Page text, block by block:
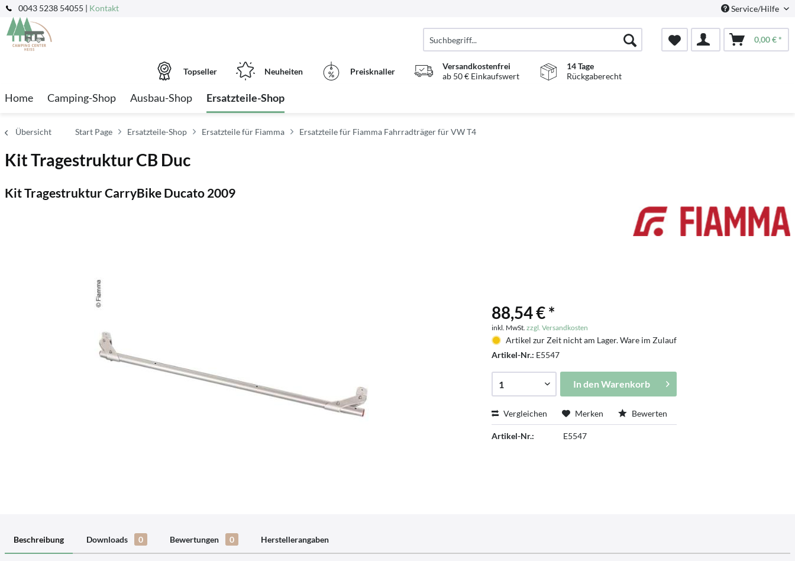
0043 5238 54055 | Kontakt Service/Hilfe
0,00 € *
Topseller Neuheiten Preisknaller
Versandkostenfrei
ab 50 € Einkaufswert
14 Tage
Rückgaberecht
Home Camping-Shop Ausbau-Shop Ersatzteile-Shop
Übersicht Start Page Ersatzteile-Shop Ersatzteile für Fiamma Ersatzteile für Fiamma Fahrradträger für VW T4
Kit Tragestruktur CB Duc
Kit Tragestruktur CarryBike Ducato 2009
88,54 € *
inkl. MwSt.zzgl. Versandkosten
Artikel zur Zeit nicht am Lager. Ware im Zulauf
Artikel-Nr.: E5547
In den Warenkorb
Vergleichen Merken Bewerten
Artikel-Nr.: E5547
Beschreibung Downloads 0 Bewertungen 0 Herstellerangaben